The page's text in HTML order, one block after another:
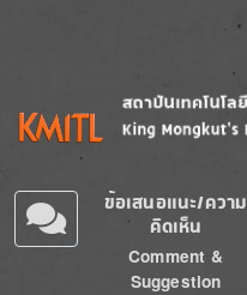
Image
ข้อเสนอแนะ/ความ
คิดเห็น
Comment &
Suggestion